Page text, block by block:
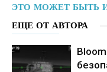
ЭТО МОЖЕТ БЫТЬ
ЕЩЕ ОТ АВТОРА